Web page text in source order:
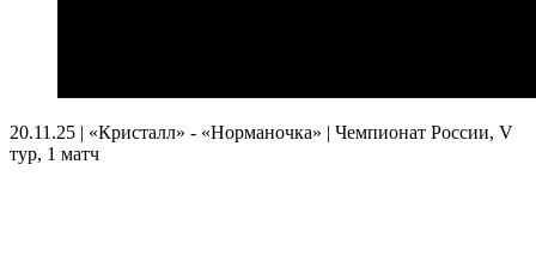
20.11.25 | «Кристалл» - «Норманочка» | Чемпионат России, V
тур, 1 матч